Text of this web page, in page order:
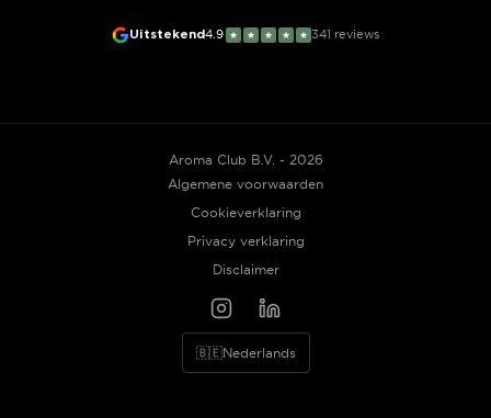
Uitstekend4.9 ★ ★ ★ ★ ★ 341 reviews
Aroma Club B.V. - 2026
Algemene voorwaarden
Cookieverklaring
Privacy verklaring
Disclaimer
🇧🇪Nederlands